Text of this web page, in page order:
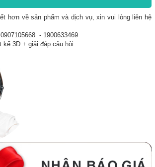
hơn về sản phẩm và dịch vụ, xin vui lòng liên hệ
- 1900633469
kế 3D + giải đáp câu hỏi